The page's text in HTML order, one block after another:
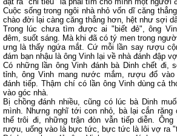
Cuộc sống trong ngôi nhà nhỏ vốn dĩ căng
chào đời lại càng căng thẳng hơn, hệt như sợi
Trong lúc chưa tìm được ai "biết đẻ", ông
đêm, suốt sáng. Mà khi đã có tý men trong
ưng là thấy ngứa mắt. Cứ mỗi lần say rượu
đám bạn nhậu là ông Vinh lại về nhà đánh đập
Có những lần ông Vinh đánh bà Dinh chết đi,
tỉnh, ông Vinh mang nước mắm, rượu đổ
đánh tiếp. Thậm chí có lần ông Vinh dùng cả
vào góc nhà.
Bị chồng đánh nhiều, cũng có lúc bà Dinh
mình. Nhưng nghĩ tới con nhỏ, bà lại cắn răng
thế trôi đi, những trận đòn vẫn tiếp diễn. Ông
rượu, uống vào là bực tức, bực tức là lôi vợ ra